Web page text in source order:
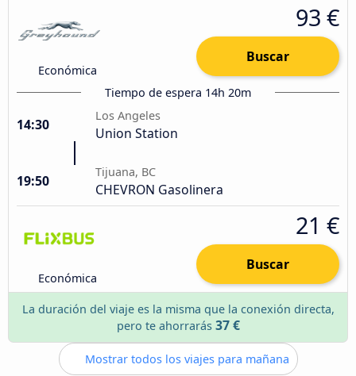
Económica
93 €
Buscar
Tiempo de espera 14h 20m
14:30
Los Angeles
Union Station
19:50
Tijuana, BC
CHEVRON Gasolinera
Económica
21 €
Buscar
La duración del viaje es la misma que la conexión directa,
pero te ahorrarás 37 €
Mostrar todos los viajes para mañana